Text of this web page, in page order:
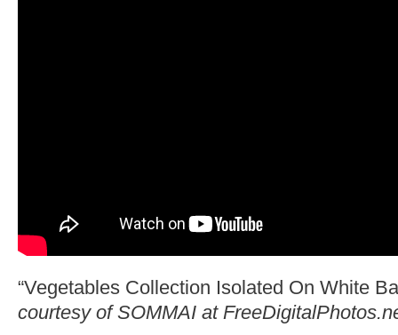
“Vegetables Collection Isolated On White
courtesy of SOMMAI at